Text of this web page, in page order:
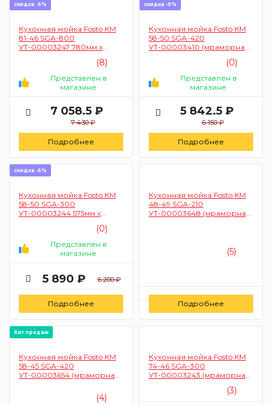
скидка -5%
Кухонная мойка Fosto КМ
81-46 SGA-800
УТ-00003247 780мм х
замороженный персик)
(8)
Представлен в
магазине
7 058.5 ₽
7 430 ₽
Подробнее
скидка -5%
Кухонная мойка Fosto КМ
58-50 SGA-420
УТ-00003410 (мраморная
сушкой, цвет черный)(0)
Представлен в
магазине
5 842.5 ₽
6 150 ₽
Подробнее
скидка -5%
Кухонная мойка Fosto КМ
58-50 SGA-300
УТ-00003244 575мм х
(мраморная крошка, с
сушкой, цвет песочный
пляж, с сифоном)
(0)
Представлен в
магазине
5 890 ₽ 6 200 ₽
Подробнее
Кухонная мойка Fosto КМ
48-49 SGA-210
УТ-00003648 (мраморная
(5)
Заказать
Подробнее
Хит продаж
Кухонная мойка Fosto КМ
58-45 SGA-420
УТ-00003654 (мраморная
(4)
Кухонная мойка Fosto КМ
74-46 SGA-300
УТ-00003243 (мраморная
(3)